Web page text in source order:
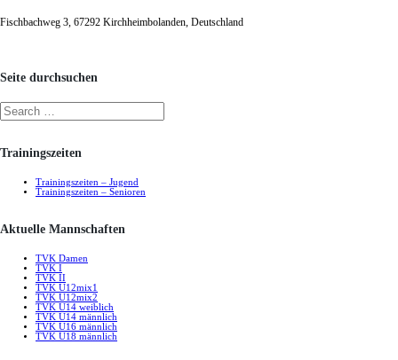
Fischbachweg 3, 67292 Kirchheimbolanden, Deutschland
Seite durchsuchen
Trainingszeiten
Trainingszeiten – Jugend
Trainingszeiten – Senioren
Aktuelle Mannschaften
TVK Damen
TVK I
TVK II
TVK U12mix1
TVK U12mix2
TVK U14 weiblich
TVK U14 männlich
TVK U16 männlich
TVK U18 männlich